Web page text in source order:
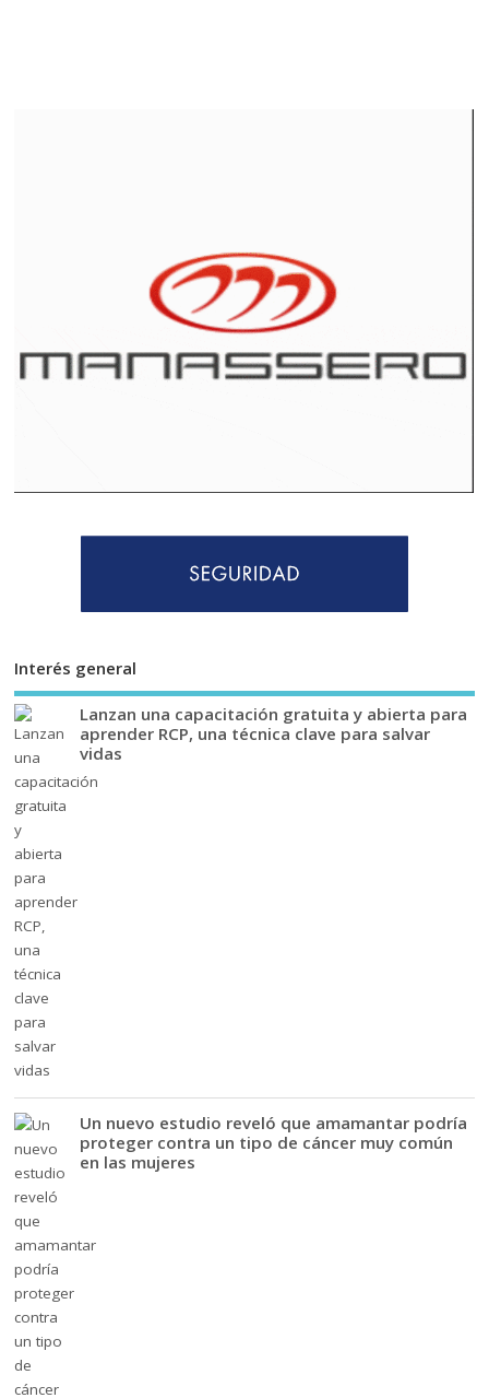
Interés general
Lanzan una capacitación gratuita y abierta para
aprender RCP, una técnica clave para salvar
vidas
Un nuevo estudio reveló que amamantar podría
proteger contra un tipo de cáncer muy común
en las mujeres